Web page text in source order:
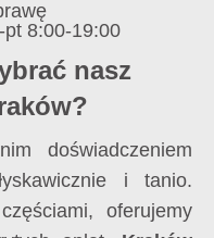
pt 8:00-19:00
nasz
doświadczeniem
i tanio.
oferujemy